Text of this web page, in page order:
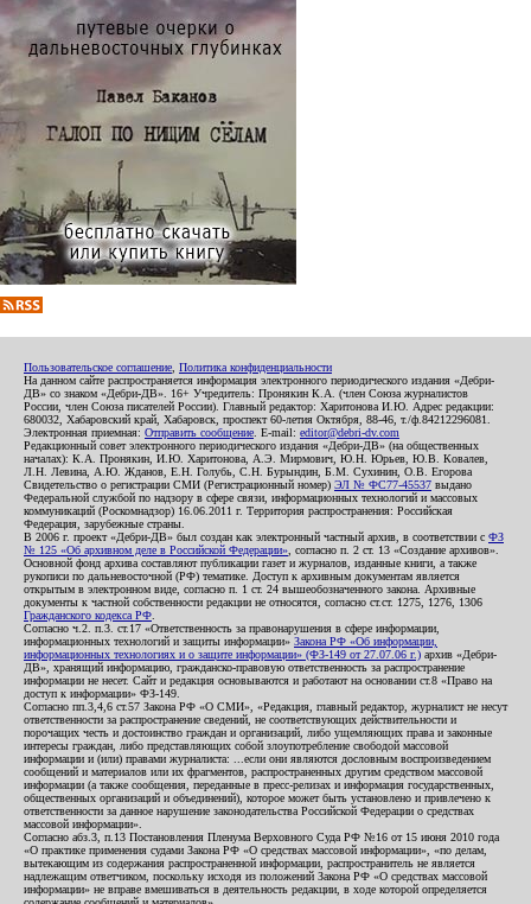
Пользовательское соглашение Политика конфиденциальности
На данном сайте распространяется информация электронного периодического издания «Дебри-
ДВ» со знаком «Дебри-ДВ». 16+ Учредитель: Пронякин К.А. (член Союза журналистов
России, член Союза писателей России). Главный редактор: Харитонова И.Ю. Адрес редакции:
680032, Хабаровский край, Хабаровск, проспект 60-летия Октября, 88-46, т./ф.84212296081.
Электронная приемная: Отправить сообщение . E-mail: editor@debri-dv.com
Редакционный совет электронного периодического издания «Дебри-ДВ» (на общественных
началах): К.А. Пронякин, И.Ю. Харитонова, А.Э. Мирмович, Ю.Н. Юрьев, Ю.В. Ковалев,
Л.Н. Левина, А.Ю. Жданов, Е.Н. Голубь, С.Н. Бурындин, Б.М. Сухинин, О.В. Егорова
Свидетельство о регистрации СМИ (Регистрационный номер) ЭЛ № ФС77-45537 выдано
Федеральной службой по надзору в сфере связи, информационных технологий и массовых
коммуникаций (Роскомнадзор) 16.06.2011 г. Территория распространения: Российская
Федерация, зарубежные страны.
В 2006 г. проект «Дебри-ДВ» был создан как электронный частный архив, в соответствии с ФЗ
№ 125 «Об архивном деле в Российской Федерации» , согласно п. 2 ст. 13 «Создание архивов».
Основной фонд архива составляют публикации газет и журналов, изданные книги, а также
рукописи по дальневосточной (РФ) тематике. Доступ к архивным документам является
открытым в электронном виде, согласно п. 1 ст. 24 вышеобозначенного закона. Архивные
документы к частной собственности редакции не относятся, согласно ст.ст. 1275, 1276, 1306
Гражданского кодекса РФ
Согласно ч.2. п.3. ст.17 «Ответственность за правонарушения в сфере информации,
информационных технологий и защиты информации» Закона РФ «Об информации,
информационных технологиях и о защите информации» (ФЗ-149 от 27.07.06 г.) архив «Дебри-
ДВ», хранящий информацию, гражданско-правовую ответственность за распространение
информации не несет. Сайт и редакция основываются и работают на основании ст.8 «Право на
доступ к информации» ФЗ-149.
Согласно пп.3,4,6 ст.57 Закона РФ «О СМИ», «Редакция, главный редактор, журналист не несут
ответственности за распространение сведений, не соответствующих действительности и
порочащих честь и достоинство граждан и организаций, либо ущемляющих права и законные
интересы граждан, либо представляющих собой злоупотребление свободой массовой
информации и (или) правами журналиста: ...если они являются дословным воспроизведением
сообщений и материалов или их фрагментов, распространенных другим средством массовой
информации (а также сообщения, переданные в пресс-релизах и информация государственных,
общественных организаций и объединений), которое может быть установлено и привлечено к
ответственности за данное нарушение законодательства Российской Федерации о средствах
массовой информации».
Согласно абз.3, п.13 Постановления Пленума Верховного Суда РФ №16 от 15 июня 2010 года
«О практике применения судами Закона РФ «О средствах массовой информации», «по делам,
вытекающим из содержания распространенной информации, распространитель не является
надлежащим ответчиком, поскольку исходя из положений Закона РФ «О средствах массовой
информации» не вправе вмешиваться в деятельность редакции, в ходе которой определяется